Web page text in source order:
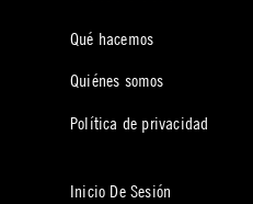
Qué hacemos
Quiénes somos
Política de privacidad
Inicio De Sesión